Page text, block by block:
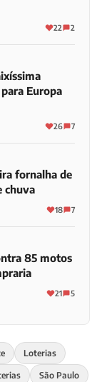
22 2
Europa
26 7
fornalha de
chuva
18 7
85 motos
21 5
Loterias
São Paulo